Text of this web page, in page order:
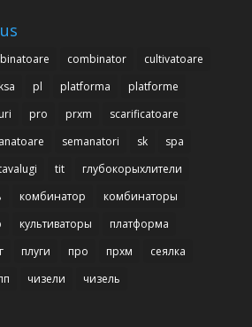
combinator
cultivatoare
ksa pl platforma
platforme
pro prxm
scarificatoare
semanatori sk
spa
tit
глубокорыхлители
комбинатор
комбинаторы
культиваторы
платформа
плуги про прхм
сеялка
чизели чизель